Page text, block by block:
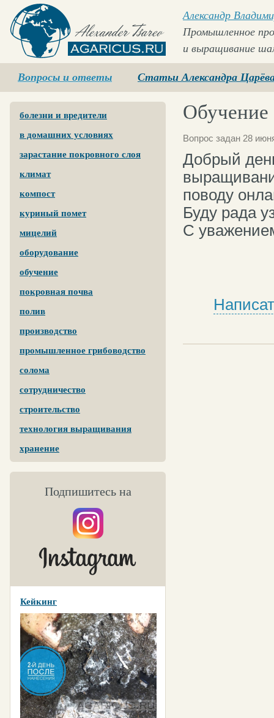
Agaricus.ru
Александр
Промышленное
и выращивание
Вопросы и ответы Статьи Александра
болезни и вредители
в домашних условиях
зарастание покровного слоя
климат
компост
куриный помет
мицелий
оборудование
обучение
покровная почва
полив
производство
промышленное грибоводство
солома
сотрудничество
строительство
технология выращивания
хранение
Подпишитесь на
Кейкинг
Обучение
Вопрос задан 28
Добрый
поводу
Буду рада
С